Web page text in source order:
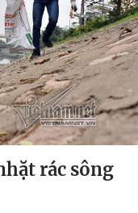
rác sông